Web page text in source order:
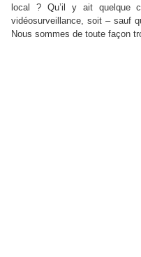
local ? Qu’il y ait quelque
vidéosurveillance, soit – sauf
Nous sommes de toute façon